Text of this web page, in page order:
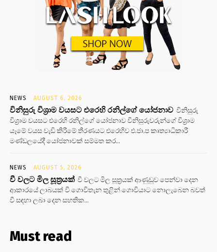
NEWS AUGUST 6, 2026
විනිසුරු විශ්‍රාම වයසට එරෙහි රනිල්ගේ යෝජනාව විනිසුරු
විශ්‍රාම වයසට එරෙහි රනිල්ගේ යෝජනාව විනිසුරුවරුන්ගේ විශ්‍රාම
යෑමේ වයස වැඩි කිරීමේ තීරණයට එරෙහිව එ.ජා.ප කෘත්‍යාධිකාරී
මණ්ඩලයේදී යෝජනාවක් සම්මත කර...
NEWS AUGUST 5, 2026
වී වලට මිල සූත්‍රයක් වී වලට මිල සූත්‍රයක් ආණුඩුව පෙන්වා දෙන
ආකාරයේ ලාබයක් වී ගොවිතැන තුළින් ගොවියාට නොලැබෙන බවත්
වී සඳහා ලබා දෙන සහතික...
Must read